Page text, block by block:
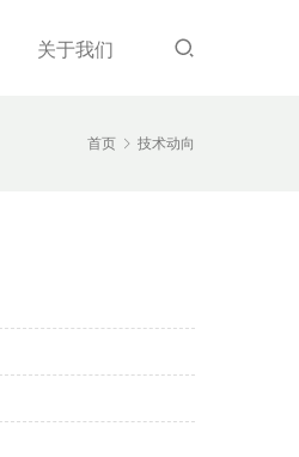
关于我们
首页 技术动向